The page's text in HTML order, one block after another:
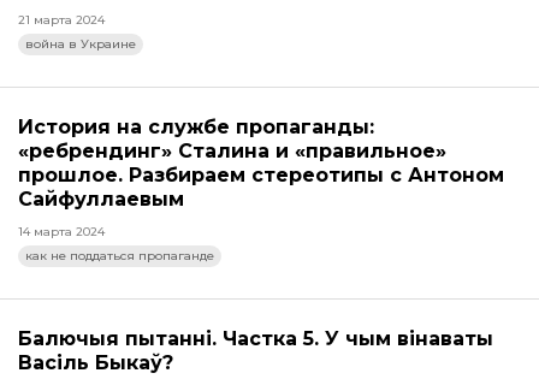
21 марта 2024
война в Украине
История на службе пропаганды:
«ребрендинг» Сталина и «правильное»
прошлое. Разбираем стереотипы с Антоном
Сайфуллаевым
14 марта 2024
как не поддаться пропаганде
Балючыя пытанні. Частка 5. У чым вінаваты
Васіль Быкаў?